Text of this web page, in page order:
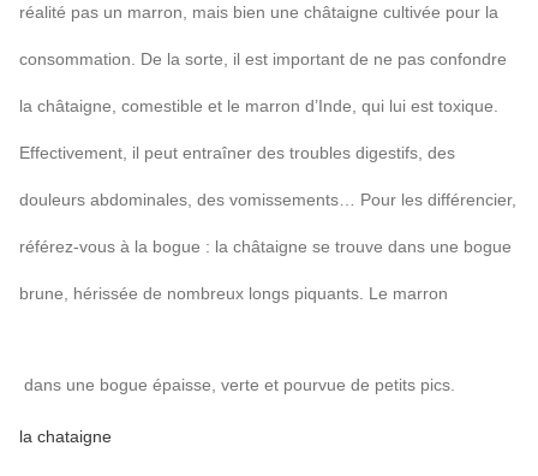
réalité pas un marron, mais bien une châtaigne cultivée pour la
consommation. De la sorte, il est important de ne pas confondre
la châtaigne, comestible et le marron d’Inde, qui lui est toxique.
Effectivement, il peut entraîner des troubles digestifs, des
douleurs abdominales, des vomissements… Pour les différencier,
référez-vous à la bogue : la châtaigne se trouve dans une bogue
brune, hérissée de nombreux longs piquants. Le marron
dans une bogue épaisse, verte et pourvue de petits pics.
la chataigne